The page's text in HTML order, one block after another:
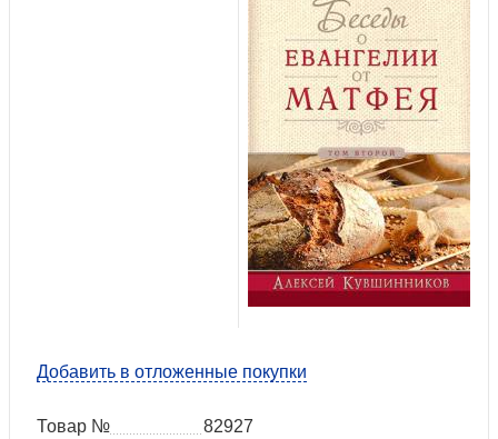
Добавить в отложенные покупки
Товар №
82927